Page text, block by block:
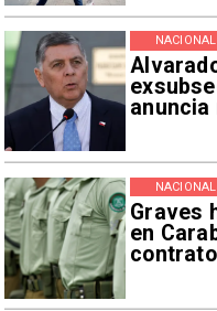
NACIONAL
Graves
en
NACIONAL